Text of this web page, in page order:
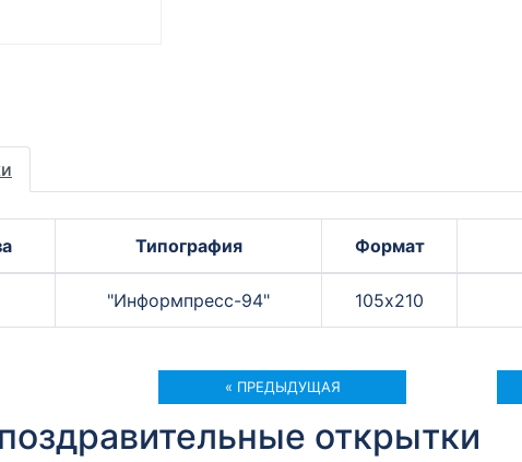
Типография Формат
"Информпресс-94" 105х210
« ПРЕДЫДУЩАЯ
открытки